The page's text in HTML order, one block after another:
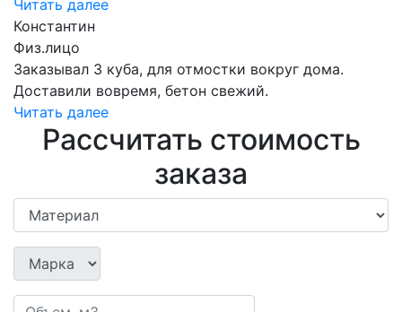
Читать далее
Константин
Физ.лицо
Заказывал 3 куба, для отмостки вокруг дома.
Доставили вовремя, бетон свежий.
Читать далее
Рассчитать стоимость
заказа